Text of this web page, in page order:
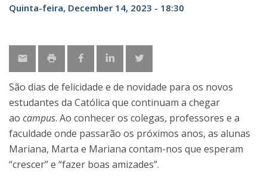
Quinta-feira, December 14, 2023 - 18:30
São dias de felicidade e de novidade para os novos
estudantes da Católica que continuam a chegar
ao campus. Ao conhecer os colegas, professores e a
faculdade onde passarão os próximos anos, as alunas
Mariana, Marta e Mariana contam-nos que esperam
“crescer” e “fazer boas amizades”.